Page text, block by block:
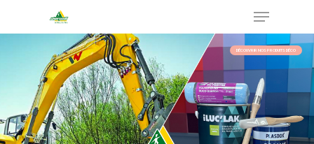
Hit enter to search or ESC to close